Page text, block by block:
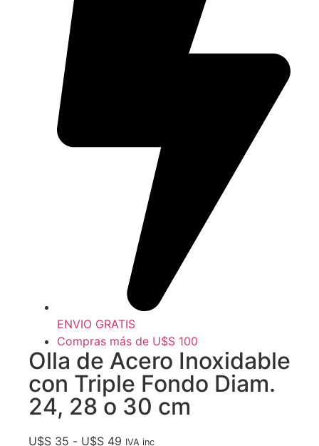
ENVIO GRATIS
Compras más de U$S 100
Olla de Acero Inoxidable
con Triple Fondo Diam.
24, 28 o 30 cm
U$S 35 - U$S 49 IVA inc